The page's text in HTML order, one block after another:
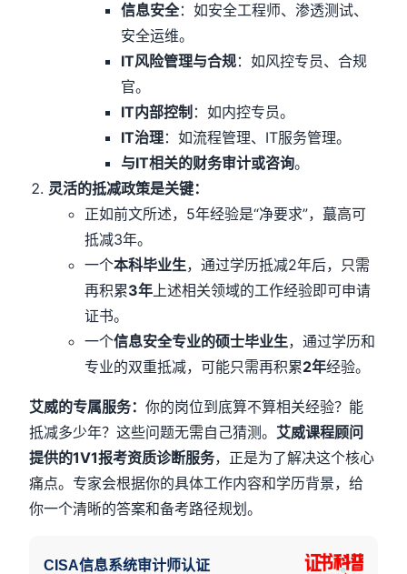
信息安全：如安全工程师、渗透测试、
安全运维。
IT风险管理与合规：如风控专员、合规
官。
IT内部控制 ：如内控专员。
IT治理：如流程管理、IT服务管理。
与IT相关的财务审计或咨询。
灵活的抵减政策是关键：
正如前文所述，5年经验是“净要求”，蕞高可
抵减3年。
一个本科毕业生，通过学历抵减2年后，只需
再积累3年上述相关领域的工作经验即可申请
证书。
一个信息安全专业的硕士毕业生，通过学历和
专业的双重抵减，可能只需再积累2年经验。
艾威的专属服务：你的岗位到底算不算相关经验？能
抵减多少年？这些问题无需自己猜测。 艾威课程顾问
提供的1V1报考资质诊断服务，正是为了解决这个核心
痛点。专家会根据你的具体工作内容和学历背景，给
你一个清晰的答案和备考路径规划。
CISA信息系统审计师认证